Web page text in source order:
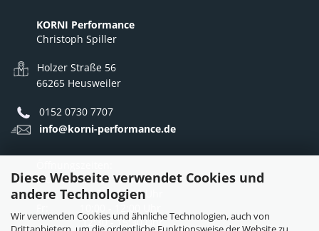
Diese Webseite verwendet Cookies und
andere Technologien
Wir verwenden Cookies und ähnliche Technologien, auch von
KORNI Performance
Christoph Spiller
Holzer Straße 56
66265 Heusweiler
0152 0730 7707
info@korni-performance.de
Mo - Do: 10:00 - 12:00 Uhr
12:30 - 16:30 Uhr
12:30 - 15:30 Uhr